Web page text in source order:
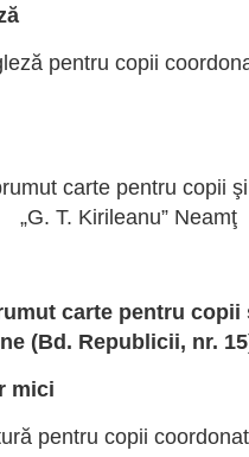
pentru copii
carte pentru copii
T. Kirileanu” Neamţ
carte pentru
(Bd. Republicii, nr.
mici
pentru copii